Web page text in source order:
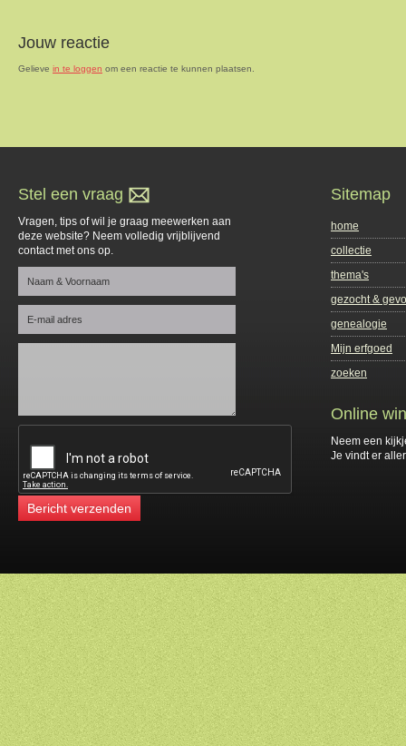
Jouw reactie
Gelieve in te loggen om een reactie te kunnen plaatsen.
Stel een vraag
Vragen, tips of wil je graag meewerken aan
deze website? Neem volledig vrijblijvend
contact met ons op.
Sitemap
home
collectie
thema's
gezocht &
genealogie
Mijn erfgoed
zoeken
Online
Neem een
Je vindt er